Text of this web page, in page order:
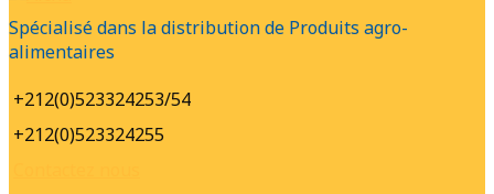
Spécialisé dans la distribution de Produits agro-
alimentaires
+212(0)523324253/54
+212(0)523324255